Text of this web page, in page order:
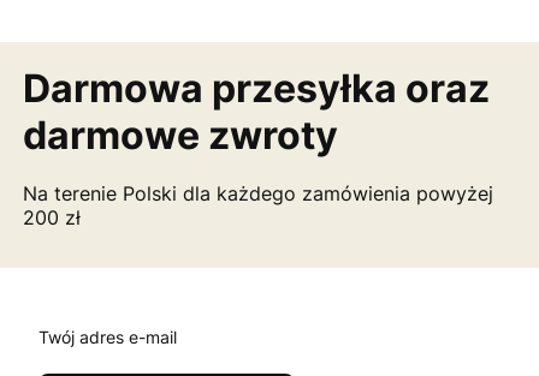
Darmowa przesyłka oraz
darmowe zwroty
Na terenie Polski dla każdego zamówienia powyżej
200 zł
Twój adres e-mail